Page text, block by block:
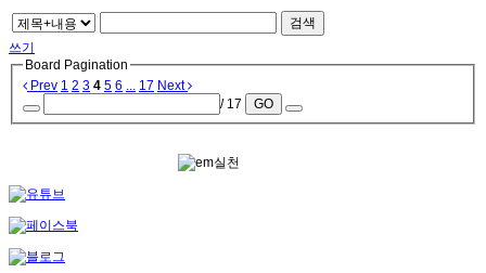
검색
쓰기
Board Pagination
Prev 1 2 3 4 5 6 17 Next
/ 17
GO